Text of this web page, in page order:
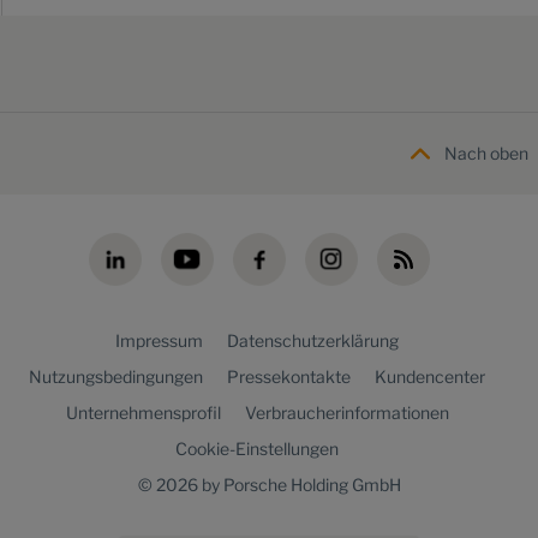
Nach oben
Impressum
Datenschutzerklärung
Nutzungsbedingungen
Pressekontakte
Kundencenter
Unternehmensprofil
Verbraucherinformationen
Cookie-Einstellungen
© 2026 by Porsche Holding GmbH